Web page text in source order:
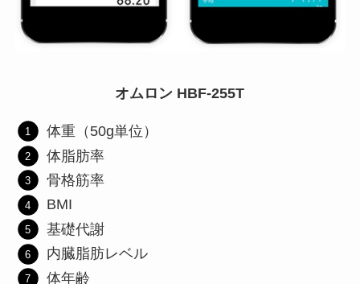
オムロン HBF-255T
体重（50g単位）
体脂肪率
骨格筋率
BMI
基礎代謝
内臓脂肪レベル
体年齢